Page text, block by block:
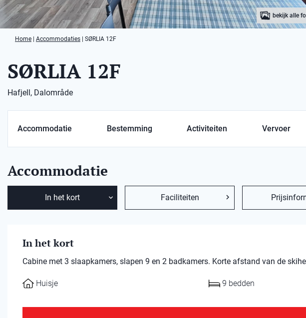
bekijk alle
Home Accommodaties SØRLIA 12F
SØRLIA 12F
Hafjell, Dalområde
Accommodatie Bestemming Activiteiten Vervoer
Accommodatie
In het kort Faciliteiten
In het kort
Cabine met 3 slaapkamers, slapen 9 en 2 badkamers. Korte afstand van de
Huisje 9 bedden